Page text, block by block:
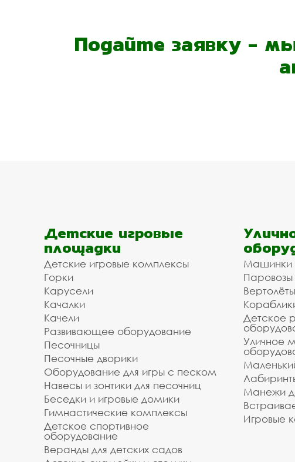
Подайте заявку -
Детские игровые
площадки
Детские игровые комплексы
Горки
Карусели
Качалки
Качели
Развивающее оборудование
Песочницы
Песочные дворики
Оборудование для игры с песком
Навесы и зонтики для песочниц
Беседки и игровые домики
Гимнастические комплексы
Детское спортивное
оборудование
Веранды для детских садов
Машинки
Детское
Уличное
Манежи
Игровые